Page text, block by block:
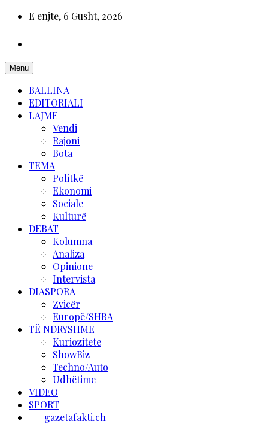
E enjte, 6 Gusht, 2026
Menu
BALLINA
EDITORIALI
LAJME
Vendi
Rajoni
Bota
TEMA
Politkë
Ekonomi
Sociale
Kulturë
DEBAT
Kolumna
Analiza
Opinione
Intervista
DIASPORA
Zvicër
Europë/SHBA
TË NDRYSHME
Kuriozitete
ShowBiz
Techno/Auto
Udhëtime
VIDEO
SPORT
gazetafakti.ch